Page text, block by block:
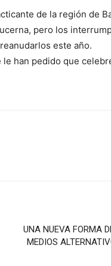
de la región de
pero los
este año.
han pedido que
UNA NUEVA FORMA
MEDIOS